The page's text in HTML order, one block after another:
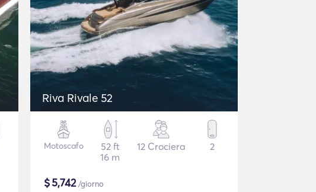
Riva Rivale 52
Motoscafo
52 ft
16 m
12 Crociera 2
$5,742/giorno